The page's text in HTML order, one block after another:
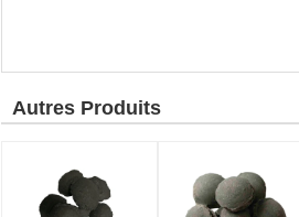
Autres Produits